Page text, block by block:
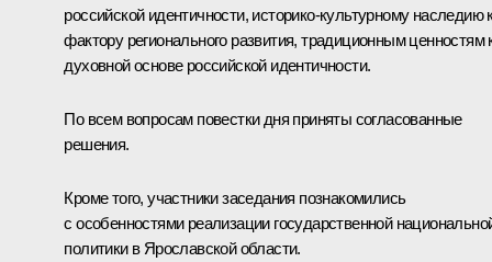
российской идентичности, историко-культурному наследию
фактору регионального развития, традиционным ценностям
духовной основе российской идентичности.
По всем вопросам повестки дня приняты согласованные
решения.
Кроме того, участники заседания познакомились
с особенностями реализации государственной
политики в Ярославской области.